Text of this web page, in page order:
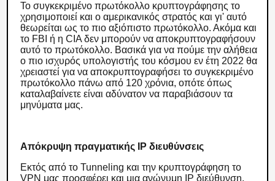
Το συγκεκριμένο πρωτόκολλο κρυπτογράφησης το
χρησιμοποιεί και ο αμερικανικός στρατός και γι' αυτό
θεωρείται ως το πιο αξιόπιστο πρωτόκολλο. Ακόμα και
το FBI ή η CIA δεν μπορούν να αποκρυπτογραφήσουν
αυτό το πρωτόκολλο. Βασικά για να πούμε την αλήθεια
ο πιο ισχυρός υπολογιστής του κόσμου εν έτη 2022 θα
χρειαστεί για να αποκρυπτογραφήσει το συγκεκριμένο
πρωτόκολλο πάνω από 120 χρόνια, οπότε όπως
καταλαβαίνετε είναι αδύνατον να παραβιάσουν τα
μηνύματα μας.
Απόκρυψη πραγματικής IP διευθύνσεις
Εκτός από το Tunneling και την κρυπτογράφηση το
VPN μας προσφέρει και μια ανώνυμη IP διεύθυνση.